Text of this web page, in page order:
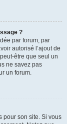
?
par forum, par
autorisé l’ajout de
être que seul un
ne savez pas
un forum.
pour son site. Si vous